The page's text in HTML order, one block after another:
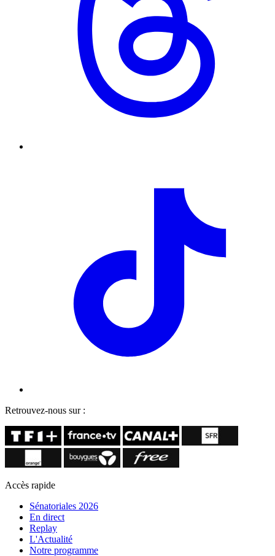
Retrouvez-nous sur :
Accès rapide
Sénatoriales 2026
En direct
Replay
L'Actualité
Notre programme